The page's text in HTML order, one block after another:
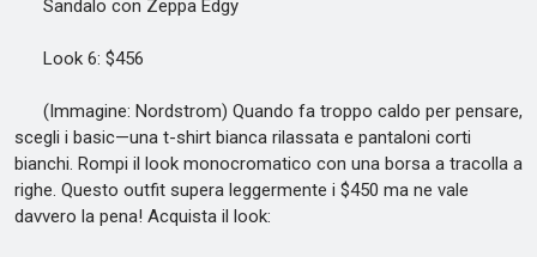
Sandalo con Zeppa Edgy
Look 6: $456
(Immagine: Nordstrom) Quando fa troppo caldo per pensare,
scegli i basic—una t-shirt bianca rilassata e pantaloni corti
bianchi. Rompi il look monocromatico con una borsa a tracolla a
righe. Questo outfit supera leggermente i $450 ma ne vale
davvero la pena! Acquista il look: